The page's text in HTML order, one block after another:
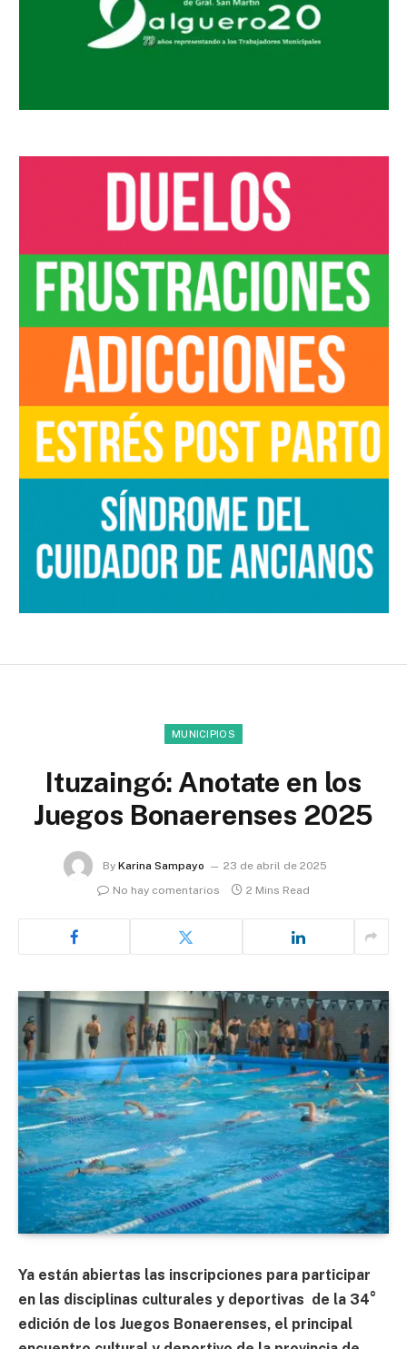
MUNICIPIOS
Ituzaingó: Anotate en los
Juegos Bonaerenses 2025
By Karina Sampayo
23 de abril de 2025
No hay comentarios
2 Mins Read
Ya están abiertas las inscripciones para participar
en las disciplinas culturales y deportivas de la 34°
edición de los Juegos Bonaerenses, el principal